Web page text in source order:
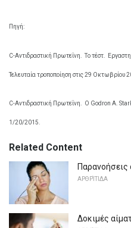
Πηγή:
C-Αντιδραστική Πρωτεΐνη. Το τέστ.
Τελευταία τροποποίηση στις 29 Οκτωβρίου
C-Αντιδραστική Πρωτεΐνη. Ο Godron Α.
1/20/2015.
Related Content
Παρανοήσεις
ΑΡΘΡΊΤΙΔΑ
Δοκιμές